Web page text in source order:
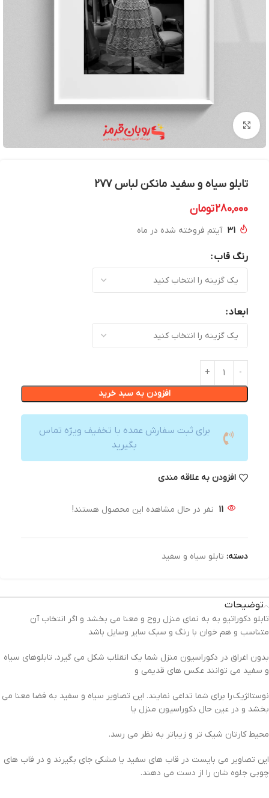
بزرگنمایی تصویر
تابلو سیاه و سفید مانکن لباس 277
280,000تومان
31 آیتم فروخته شده در ماه
رنگ قاب
ابعاد
افزودن به سبد خرید
برای ثبت سفارش عمده با تخفیف ویژه تماس
بگیرید
افزودن به علاقه مندی
11 نفر در حال مشاهده این محصول هستند!
دسته: تابلو سیاه و سفید
توضیحات
تابلو دکوراتیو به به نمای منزل روح و معنا می بخشد و اگر انتخاب آن
متناسب و هم خوان با رنگ و سبک سایر وسایل باشد
بدون اغراق در دکوراسیون منزل شما یک انقلاب شکل می گیرد. تابلوهای سیاه
و سفید می توانند عکس های قدیمی و
نوستالژیک را برای شما تداعی نمایند. این تصاویر سیاه و سفید به فضا معنا می
بخشد و در عین حال دکوراسیون منزل یا
محیط کارتان شیک تر و زیباتر به نظر می رسد.
این تصاویر می بایست در قاب های سفید یا مشکی جای بگیرند و در قاب های
چوبی جلوه شان را از دست می دهند.